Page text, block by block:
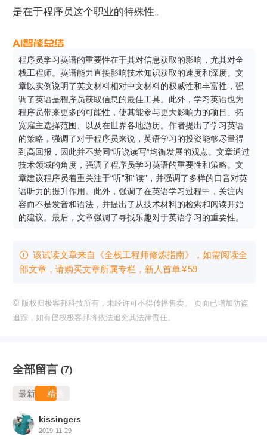
是在于程序员这个职业的特殊性。
程序员学习英语的重要性在于其对信息获取的影响，尤其对全
栈工程师。英语能力直接影响技术知识获取的速度和深度。文
章以实例说明了英文材料相对中文材料的权威性和丰富性，强
调了英语是程序员获取信息的最佳工具。此外，学习英语也为
程序员带来更多的可能性，使其能参与更大影响力的项目、拓
宽雇主选择范围、以及在世界各地游历。作者提出了学习英语
的策略，强调了对于程序员来说，英语学习的投资能够尽量得
到高回报，因此并不赞同“听说读写”均衡发展的观点。文章通过
技术领域的角度，强调了程序员学习英语的重要性和策略。文
章建议程序员着重关注于“听”和“读”，并强调了多样的口音对英
语听力的提升作用。此外，强调了在英语学习过程中，关注内
容而不是发音和语法，并提出了从技术材料的检索和阅读开始
的建议。最后，文章强调了寻找乐趣对于英语学习的重要性。
 该试读文章来自《全栈工程师修炼指南》，如需阅读全
部文章，请购买文章所属专栏 ，新⼈⾸单¥59
© 版权归极客邦科技所有，未经许可不得传播售卖。 页面已增加防盗
追踪，如有侵权极客邦将依法追究其法律责任。
全部留言 (7)
最新 精选
kissingers
2019-11-29